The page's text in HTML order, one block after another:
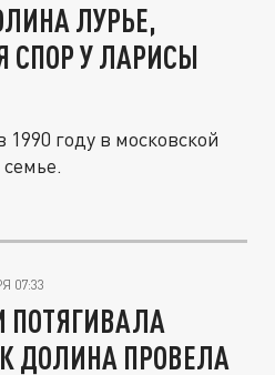
ЛУРЬЕ,
СПОР У ЛАРИСЫ
году в московской
07:33
ПОТЯГИВАЛА
ДОЛИНА ПРОВЕЛА